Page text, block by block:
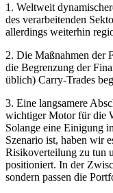
1. Weltweit
des verarbeitenden
allerdings weiterhin
2. Die Maßnahmen der
die Begrenzung der
üblich) Carry-Trades
3. Eine langsamere
wichtiger Motor für die
Solange eine Einigung
Szenario ist, haben wir
Risikoverteilung zu tun
positioniert. In der
sondern passen die